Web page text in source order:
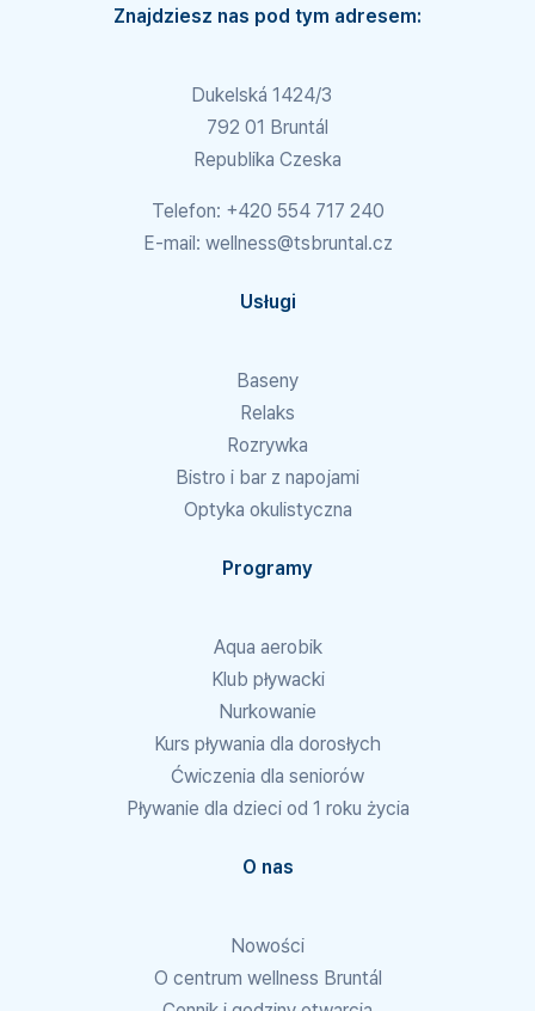
Znajdziesz nas pod tym adresem:
Dukelská 1424/3
792 01 Bruntál
Republika Czeska
Telefon: +420 554 717 240
E-mail: wellness@tsbruntal.cz
Usługi
Baseny
Relaks
Rozrywka
Bistro i bar z napojami
Optyka okulistyczna
Programy
Aqua aerobik
Klub pływacki
Nurkowanie
Kurs pływania dla dorosłych
Ćwiczenia dla seniorów
Pływanie dla dzieci od 1 roku życia
O nas
Nowości
O centrum wellness Bruntál